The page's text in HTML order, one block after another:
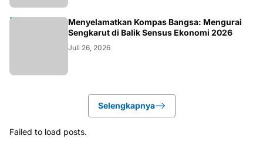
Menyelamatkan Kompas Bangsa: Mengurai
Sengkarut di Balik Sensus Ekonomi 2026
Juli 26, 2026
Selengkapnya
Failed to load posts.